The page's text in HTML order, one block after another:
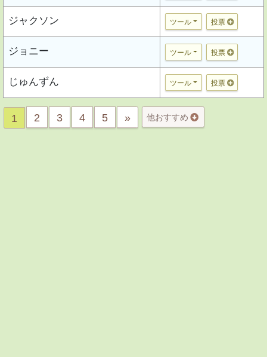
ジャクソン ツール 投票
ジョニー ツール 投票
じゅんずん ツール 投票
1 2 3 4 5 » 他おすすめ